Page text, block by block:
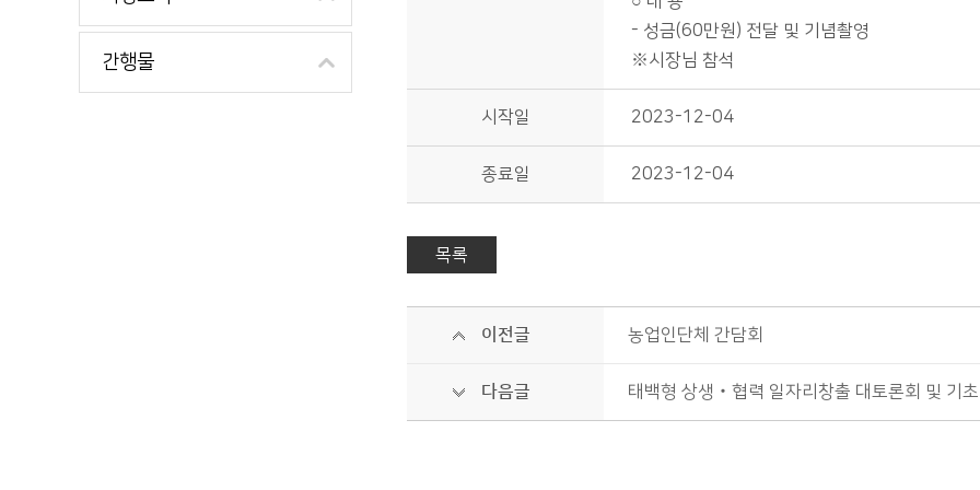
간행물
- 성금(60만원) 전달 및 기념촬영
※시장님 참석
시작일 2023-12-04
종료일 2023-12-04
목록
이전글 농업인단체 간담회
다음글 태백형 상생‧협력 일자리창출 대토론회 및 기